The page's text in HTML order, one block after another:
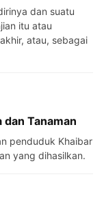
dan suatu
itu atau
atau, sebagai
dan Tanaman
yang dihasilkan.